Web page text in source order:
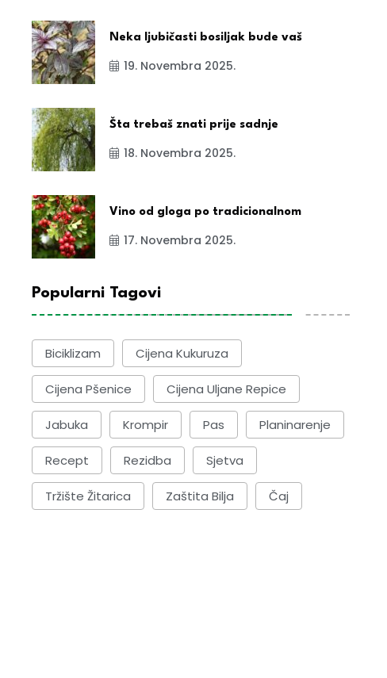
Neka ljubičasti bosiljak bude vaš
19. Novembra 2025.
Šta trebaš znati prije sadnje
18. Novembra 2025.
Vino od gloga po tradicionalnom
17. Novembra 2025.
Popularni Tagovi
Biciklizam Cijena Kukuruza
Cijena Pšenice Cijena Uljane Repice
Jabuka Krompir Pas Planinarenje
Recept Rezidba Sjetva
Tržište Žitarica Zaštita Bilja Čaj